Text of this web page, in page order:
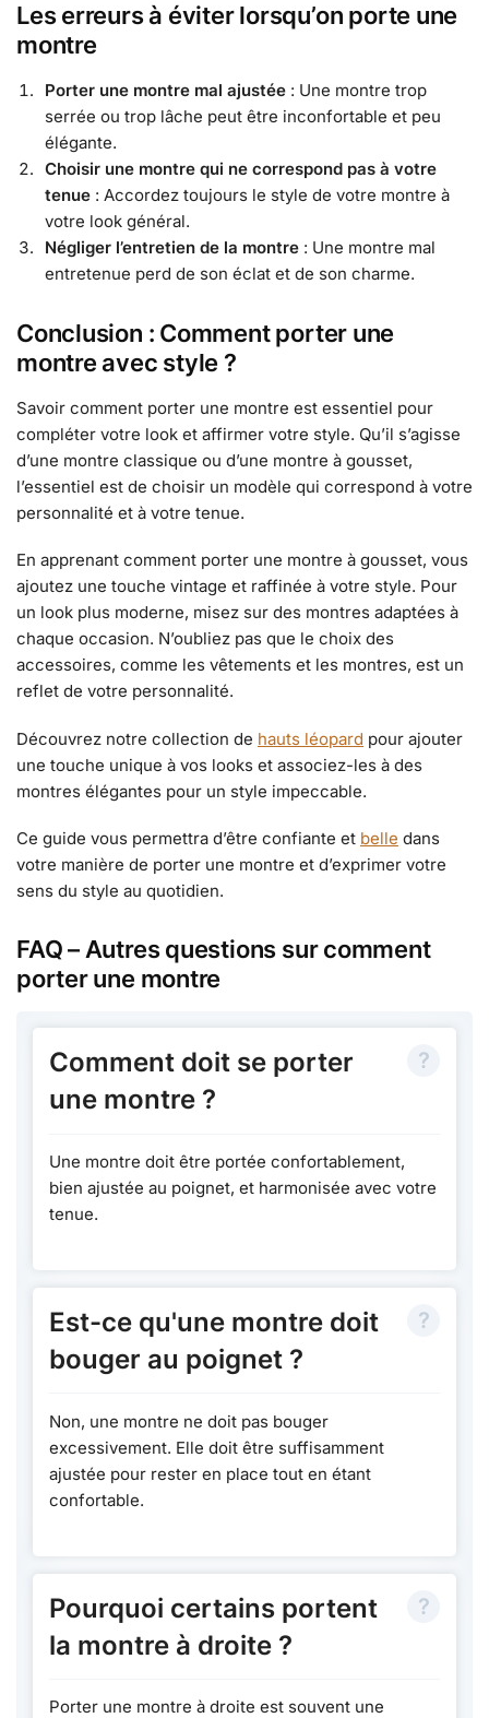
Les erreurs à éviter lorsqu’on porte une
montre
Porter une montre mal ajustée : Une montre trop
serrée ou trop lâche peut être inconfortable et peu
élégante.
Choisir une montre qui ne correspond pas à votre
tenue : Accordez toujours le style de votre montre à
votre look général.
Négliger l’entretien de la montre : Une montre mal
entretenue perd de son éclat et de son charme.
Conclusion : Comment porter une
montre avec style ?
Savoir comment porter une montre est essentiel pour
compléter votre look et affirmer votre style. Qu’il s’agisse
d’une montre classique ou d’une montre à gousset,
l’essentiel est de choisir un modèle qui correspond à votre
personnalité et à votre tenue.
En apprenant comment porter une montre à gousset, vous
ajoutez une touche vintage et raffinée à votre style. Pour
un look plus moderne, misez sur des montres adaptées à
chaque occasion. N’oubliez pas que le choix des
accessoires, comme les vêtements et les montres, est un
reflet de votre personnalité.
Découvrez notre collection de hauts léopard pour ajouter
une touche unique à vos looks et associez-les à des
montres élégantes pour un style impeccable.
Ce guide vous permettra d’être confiante et belle dans
votre manière de porter une montre et d’exprimer votre
sens du style au quotidien.
FAQ – Autres questions sur comment
porter une montre
Comment doit se porter
une montre ?
Une montre doit être portée confortablement,
bien ajustée au poignet, et harmonisée avec votre
tenue.
Est-ce qu'une montre doit
bouger au poignet ?
Non, une montre ne doit pas bouger
excessivement. Elle doit être suffisamment
ajustée pour rester en place tout en étant
confortable.
Pourquoi certains portent
la montre à droite ?
Porter une montre à droite est souvent une